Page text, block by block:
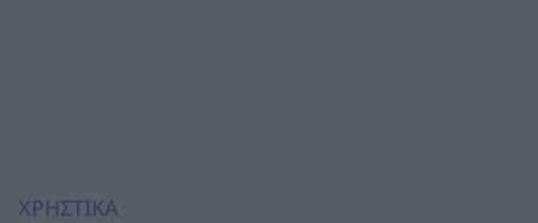
ΧΡΗΣΤΙΚΑ